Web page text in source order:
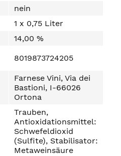
nein
1 x 0,75 Liter
14,00 %
8019873724205
Farnese Vini, Via dei
Bastioni, I-66026
Ortona
Trauben,
Antioxidationsmittel:
Schwefeldioxid
(Sulfite), Stabilisator:
Metaweinsäure